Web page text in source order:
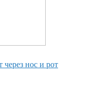
через нос и рот